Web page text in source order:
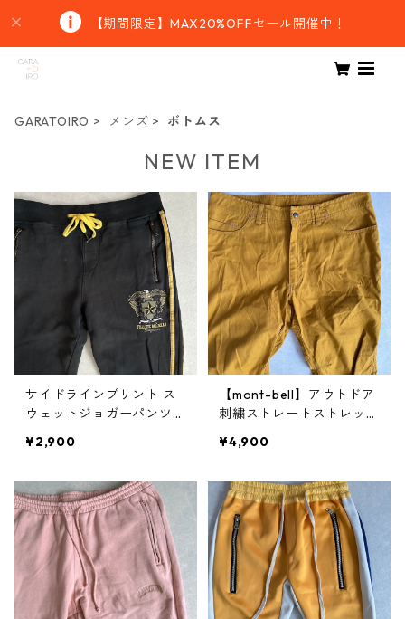
【期間限定】MAX20%OFFセール開催中！
GARATOIRO メンズ ボトムス
NEW ITEM
サイドラインプリント ス
ウェットジョガーパンツ
¥2,900
【mont-bell】アウトドア
刺繍ストレートストレッチ
メンズ
¥4,900